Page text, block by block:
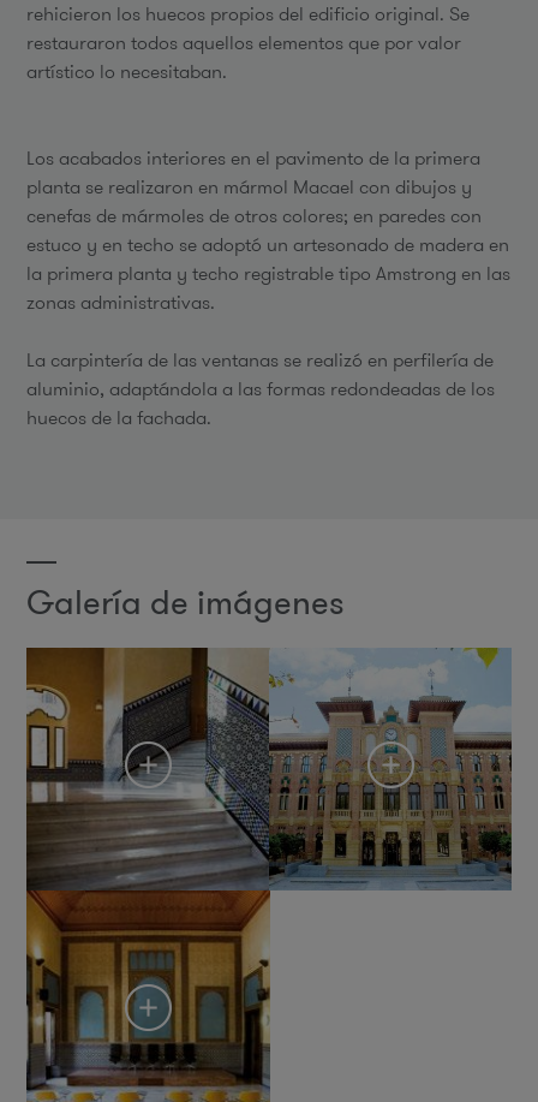
rehicieron los huecos propios del edificio original. Se
restauraron todos aquellos elementos que por valor
artístico lo necesitaban.
Los acabados interiores en el pavimento de la primera
planta se realizaron en mármol Macael con dibujos y
cenefas de mármoles de otros colores; en paredes con
estuco y en techo se adoptó un artesonado de madera en
la primera planta y techo registrable tipo Amstrong en las
zonas administrativas.
La carpintería de las ventanas se realizó en perfilería de
aluminio, adaptándola a las formas redondeadas de los
huecos de la fachada.
Galería de imágenes